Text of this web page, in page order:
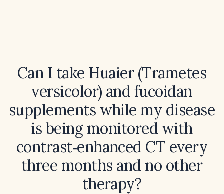
Can I take Huaier (Trametes
versicolor) and fucoidan
supplements while my disease
is being monitored with
contrast‑enhanced CT every
three months and no other
therapy?